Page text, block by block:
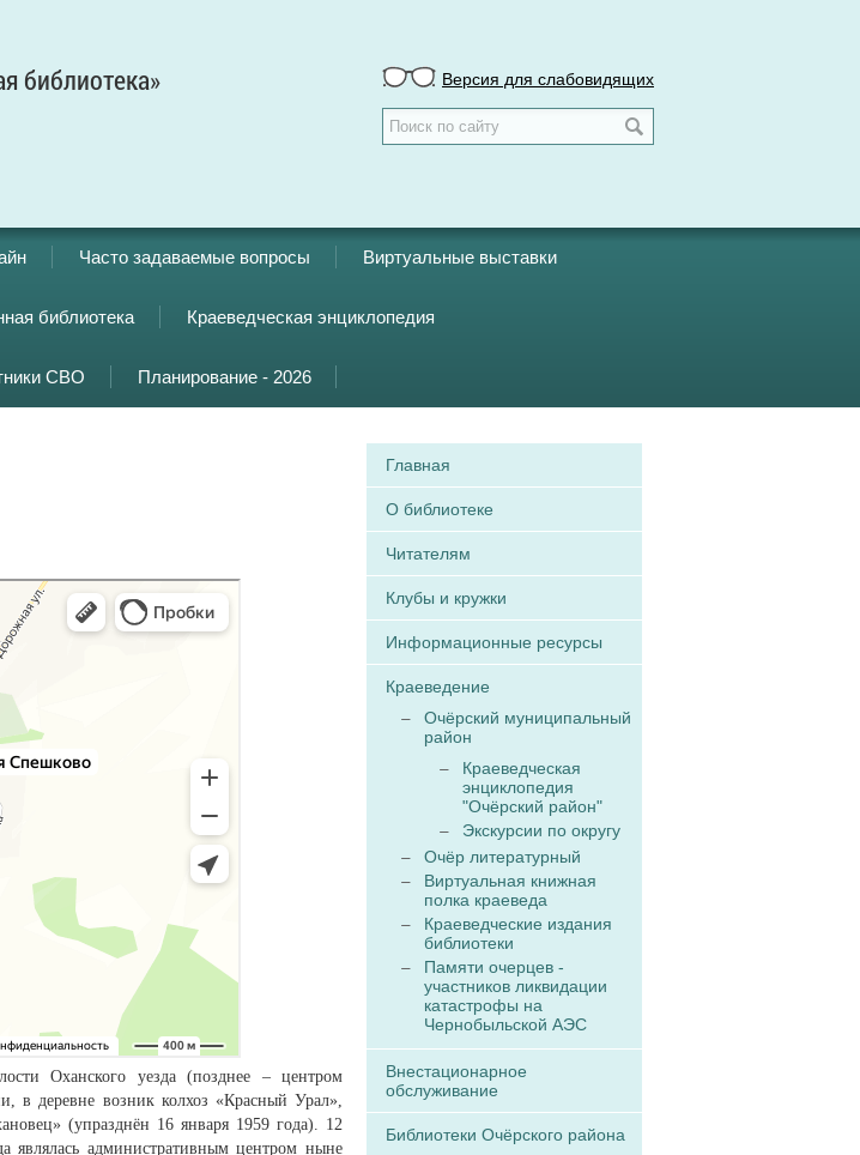
библиотека» Версия для слабовидящих
Часто задаваемые вопросы Виртуальные выставки
библиотека Краеведческая энциклопедия
СВО Планирование - 2026
Оханского уезда (позднее – центром
в деревне возник колхоз «Красный Урал»,
(упразднён 16 января 1959 года). 12
являлась административным центром ныне
Главная
О библиотеке
Читателям
Клубы и кружки
Информационные ресурсы
Краеведение
Очёрский муниципальный
район
Краеведческая
энциклопедия
"Очёрский район"
Экскурсии по округу
Очёр литературный
Виртуальная книжная
полка краеведа
Краеведческие издания
библиотеки
Памяти очерцев -
участников ликвидации
катастрофы на
Чернобыльской АЭС
Внестационарное
обслуживание
Библиотеки Очёрского района